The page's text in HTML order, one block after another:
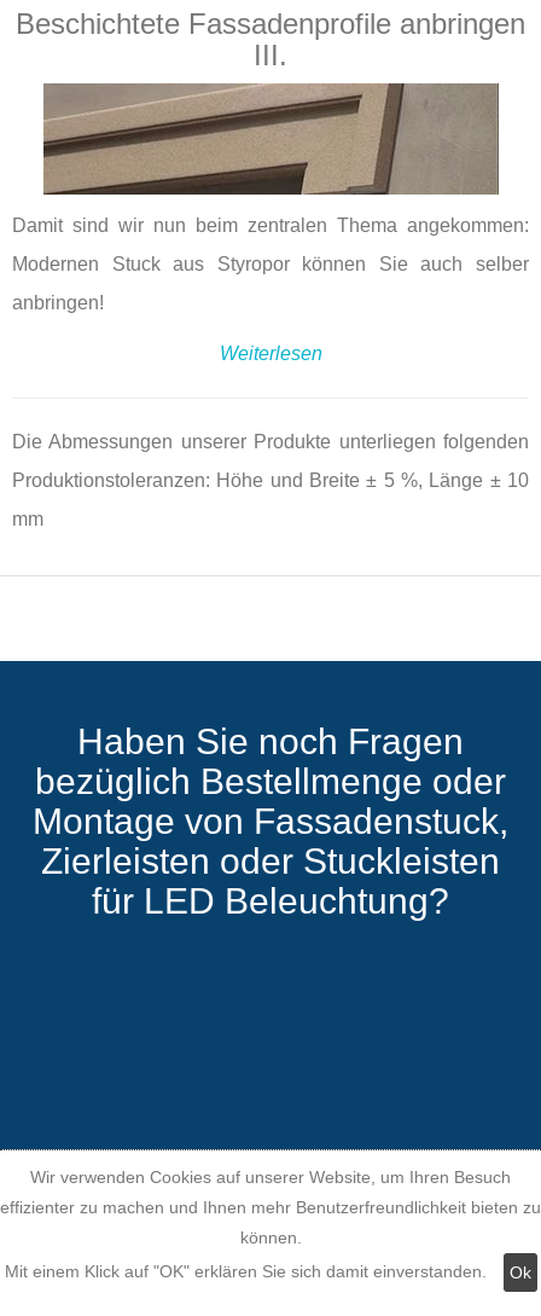
Beschichtete Fassadenprofile anbringen
III.
Damit sind wir nun beim zentralen Thema angekommen:
Modernen Stuck aus Styropor können Sie auch selber
anbringen!
Weiterlesen
Die Abmessungen unserer Produkte unterliegen folgenden
Produktionstoleranzen: Höhe und Breite ± 5 %, Länge ± 10
mm
Haben Sie noch Fragen
bezüglich Bestellmenge oder
Montage von Fassadenstuck,
Zierleisten oder Stuckleisten
für LED Beleuchtung?
Wir verwenden Cookies auf unserer Website, um Ihren Besuch
effizienter zu machen und Ihnen mehr Benutzerfreundlichkeit bieten zu
können.
Mit einem Klick auf "OK" erklären Sie sich damit einverstanden.
Ok